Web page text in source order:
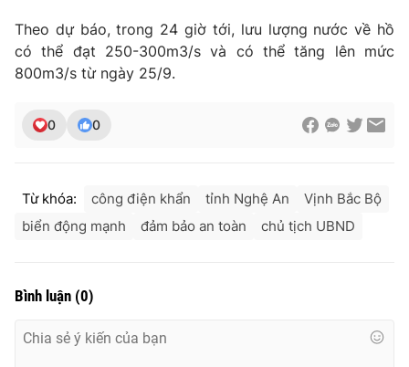
Theo dự báo, trong 24 giờ tới, lưu lượng nước về hồ
có thể đạt 250-300m3/s và có thể tăng lên mức
800m3/s từ ngày 25/9.
0 0
Từ khóa: công điện khẩn tỉnh Nghệ An
Vịnh Bắc Bộ
biển động mạnh
đảm bảo an toàn chủ tịch UBND
Bình luận (0)